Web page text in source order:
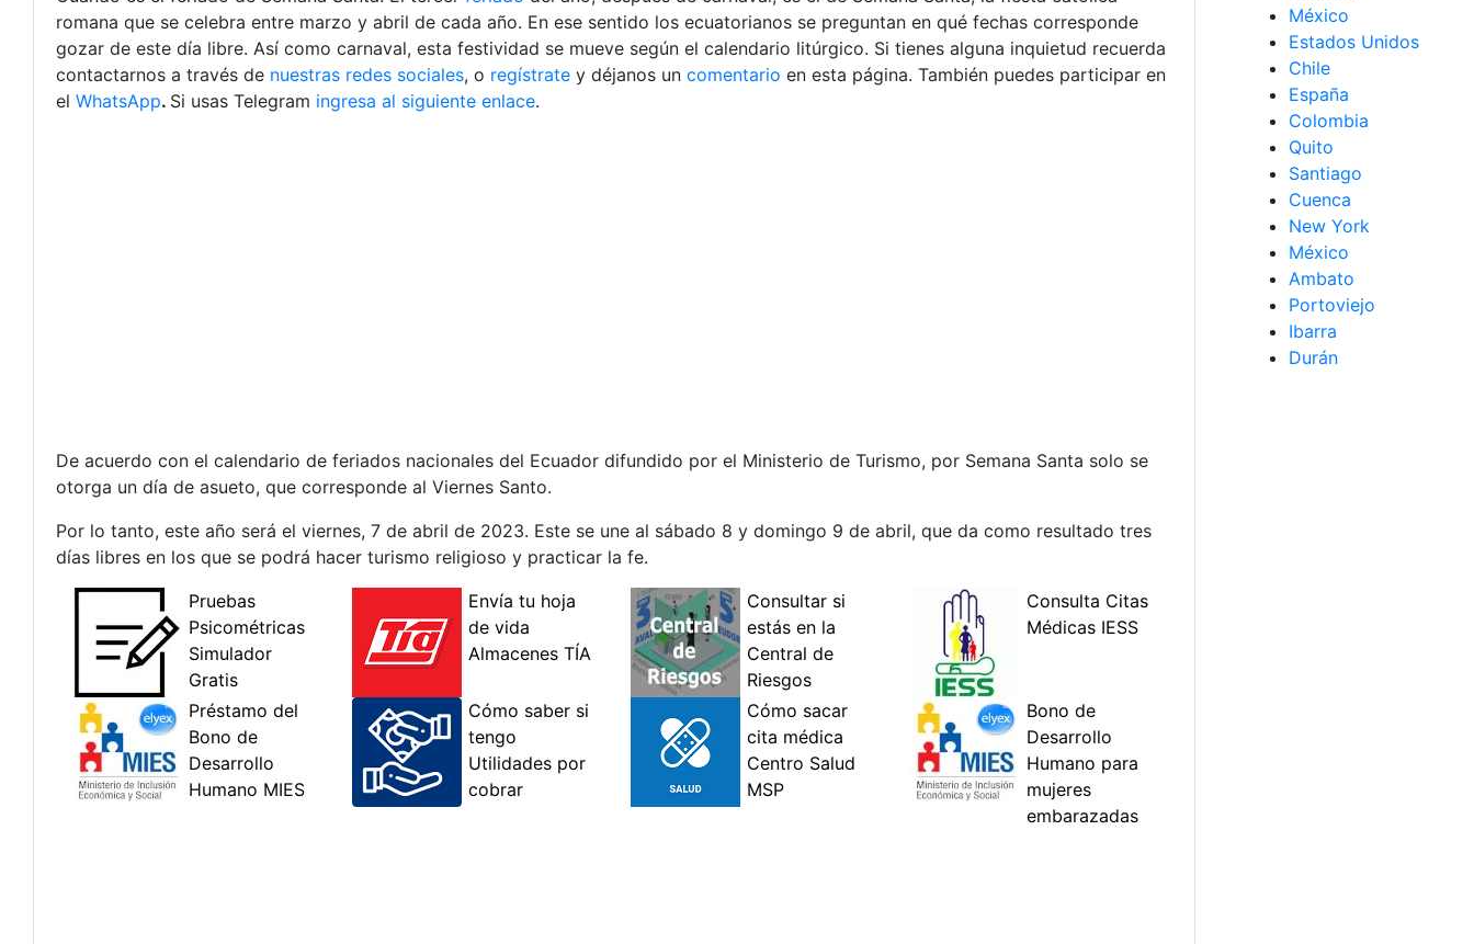
romana que se celebra entre marzo y abril de cada año. En ese sentido los ecuatorianos se preguntan en qué fechas corresponde
gozar de este día libre. Así como carnaval, esta festividad se mueve según el calendario litúrgico. Si tienes alguna inquietud recuerda
contactarnos a través de nuestras redes sociales, o regístrate y déjanos un comentario en esta página. También puedes participar en
el WhatsApp. Si usas Telegram ingresa al siguiente enlace.
De acuerdo con el calendario de feriados nacionales del Ecuador difundido por el Ministerio de Turismo, por Semana Santa solo se
otorga un día de asueto, que corresponde al Viernes Santo.
Por lo tanto, este año será el viernes, 7 de abril de 2023. Este se une al sábado 8 y domingo 9 de abril, que da como resultado tres
días libres en los que se podrá hacer turismo religioso y practicar la fe.
México
Estados Unidos
Chile
España
Colombia
Quito
Santiago
Cuenca
New York
México
Ambato
Portoviejo
Ibarra
Durán